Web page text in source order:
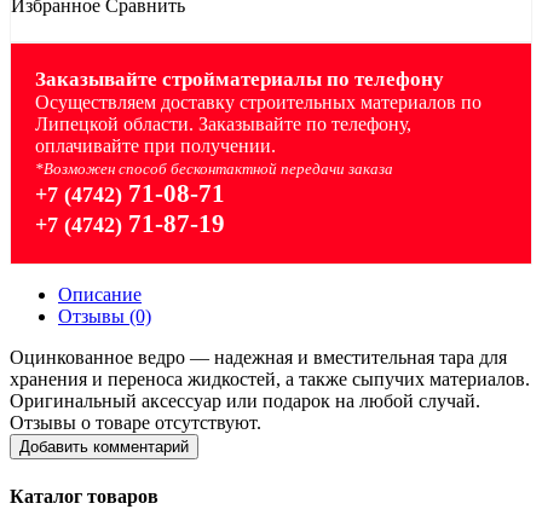
Избранное Сравнить
Заказывайте стройматериалы по телефону
Осуществляем доставку строительных материалов по
Липецкой области. Заказывайте по телефону,
оплачивайте при получении.
*Возможен способ бесконтактной передачи заказа
+7 (4742) 71-08-71
+7 (4742) 71-87-19
Описание
Отзывы (0)
Оцинкованное ведро — надежная и вместительная тара для
хранения и переноса жидкостей, а также сыпучих материалов.
Оригинальный аксессуар или подарок на любой случай.
Отзывы о товаре отсутствуют.
Добавить комментарий
Каталог товаров